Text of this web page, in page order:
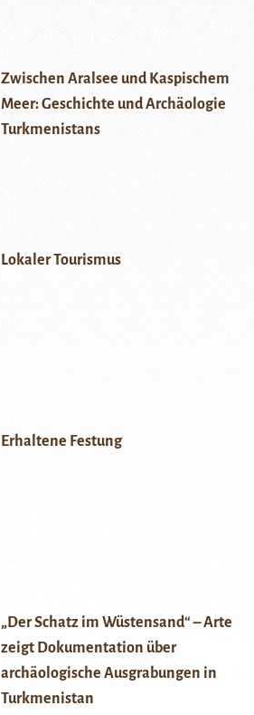
Zwischen Aralsee und Kaspischem
Meer: Geschichte und Archäologie
Turkmenistans
Lokaler Tourismus
Erhaltene Festung
„Der Schatz im Wüstensand“ – Arte
zeigt Dokumentation über
archäologische Ausgrabungen in
Turkmenistan